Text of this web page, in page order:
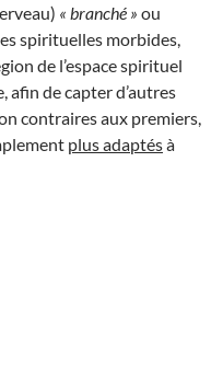
« branché » ou
spirituelles morbides,
de l’espace spirituel
afin de capter d’autres
contraires aux premiers,
plus adaptésà